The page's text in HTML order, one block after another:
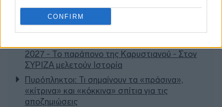
CONFIRM
Διαβάζονται αυτή τη στιγμή
2027 - Το παράπονο της Καρυστιανού - Στον
ΣΥΡΙΖΑ μελετούν Ιστορία
Πυρόπληκτοι: Τι σημαίνουν τα «πράσινα»,
«κίτρινα» και «κόκκινα» σπίτια για τις
αποζημιώσεις